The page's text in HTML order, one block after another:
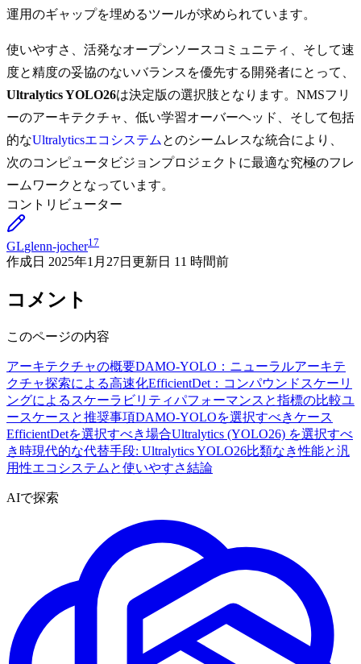
運用のギャップを埋めるツールが求められています。
使いやすさ、活発なオープンソースコミュニティ、そして速
度と精度の妥協のないバランスを優先する開発者にとって、
Ultralytics YOLO26は決定版の選択肢となります。NMSフリ
ーのアーキテクチャ、低い学習オーバーヘッド、そして包括
的なUltralyticsエコシステム とのシームレスな統合により、
次のコンピュータビジョンプロジェクトに最適な究極のフレ
ームワークとなっています。
コントリビューター
GLglenn-jocher17
作成日 2025年1月27日 更新日 11 時間前
コメント
このページの内容
アーキテクチャの概要DAMO-YOLO：ニューラルアーキテ
クチャ探索による高速化EfficientDet：コンパウンドスケーリ
ングによるスケーラビリティパフォーマンスと指標の比較ユ
ースケースと推奨事項DAMO-YOLOを選択すべきケース
EfficientDetを選択すべき場合Ultralytics (YOLO26) を選択すべ
き時現代的な代替手段: Ultralytics YOLO26比類なき性能と汎
用性エコシステムと使いやすさ結論
AIで探索